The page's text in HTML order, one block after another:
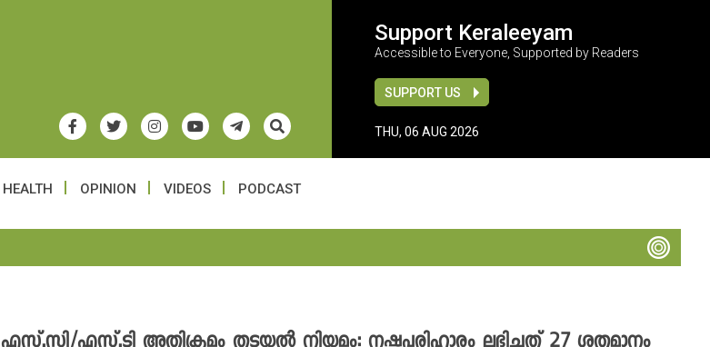
Support Keraleeyam
Accessible to Everyone, Supported by Readers
SUPPORT US
THU, 06 AUG 2026
HEALTH OPINION VIDEOS PODCAST